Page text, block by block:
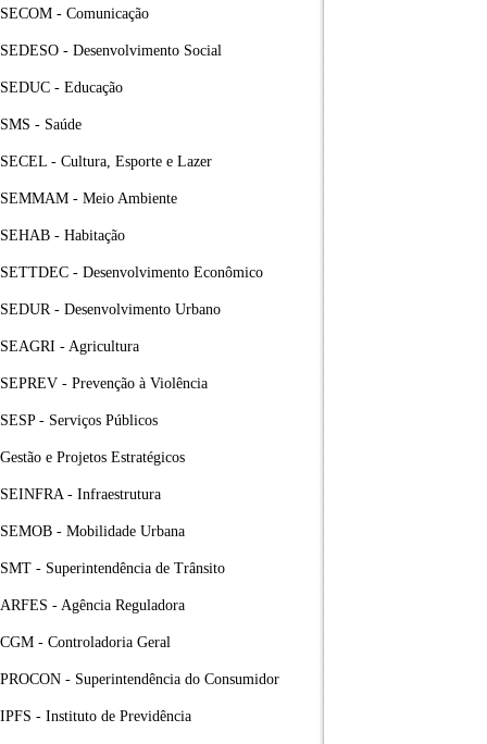
SECOM - Comunicação
SEDESO - Desenvolvimento Social
SEDUC - Educação
SMS - Saúde
SECEL - Cultura, Esporte e Lazer
SEMMAM - Meio Ambiente
SEHAB - Habitação
SETTDEC - Desenvolvimento Econômico
SEDUR - Desenvolvimento Urbano
SEAGRI - Agricultura
SEPREV - Prevenção à Violência
SESP - Serviços Públicos
Gestão e Projetos Estratégicos
SEINFRA - Infraestrutura
SEMOB - Mobilidade Urbana
SMT - Superintendência de Trânsito
ARFES - Agência Reguladora
CGM - Controladoria Geral
PROCON - Superintendência do Consumidor
IPFS - Instituto de Previdência